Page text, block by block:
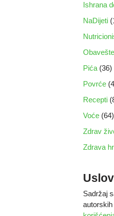
Ishrana
NaDijeti
Pića(36)
Povrće
Recepti
Voće (64)
Zdrav
Zdrava
Sadržaj
autorskih